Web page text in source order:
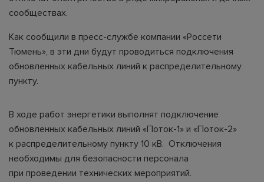
сообществах.
Как сообщили в пресс-службе компании «Россети
Тюмень», в эти дни будут проводиться подключения
обновленных кабельных линий к распределительному
пункту.
В ходе работ энергетики выполнят подключение
обновленных кабельных линий «Поток-1» и «Поток-2»
к распределительному пункту 10 кВ. Отключения
необходимы для безопасности персонала
при проведении технических мероприятий.